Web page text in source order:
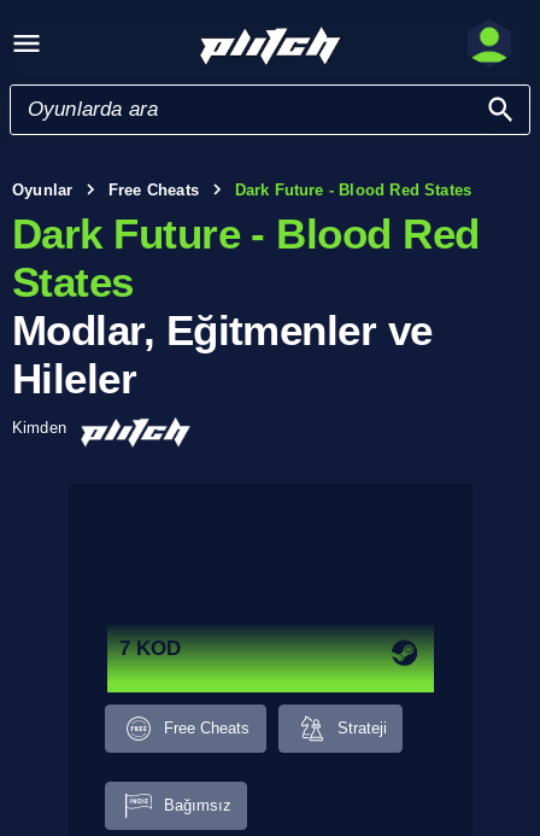
Oyunlar Free Cheats Dark Future - Blood Red States
Dark Future - Blood Red
States
Modlar, Eğitmenler ve
Hileler
Kimden
7 KOD
Free Cheats Strateji
Bağımsız